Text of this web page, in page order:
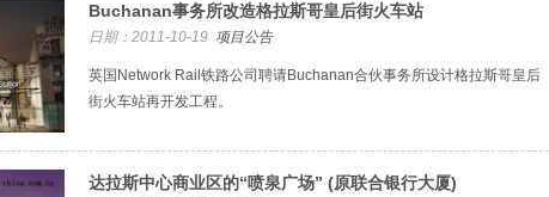
Buchanan事务所改造格拉斯哥皇后街火车站
日期：2011-10-19 项目公告
英国Network Rail铁路公司聘请Buchanan合伙事务所设计格拉斯哥皇后
街火车站再开发工程。
达拉斯中心商业区的“喷泉广场” (原联合银行大厦)